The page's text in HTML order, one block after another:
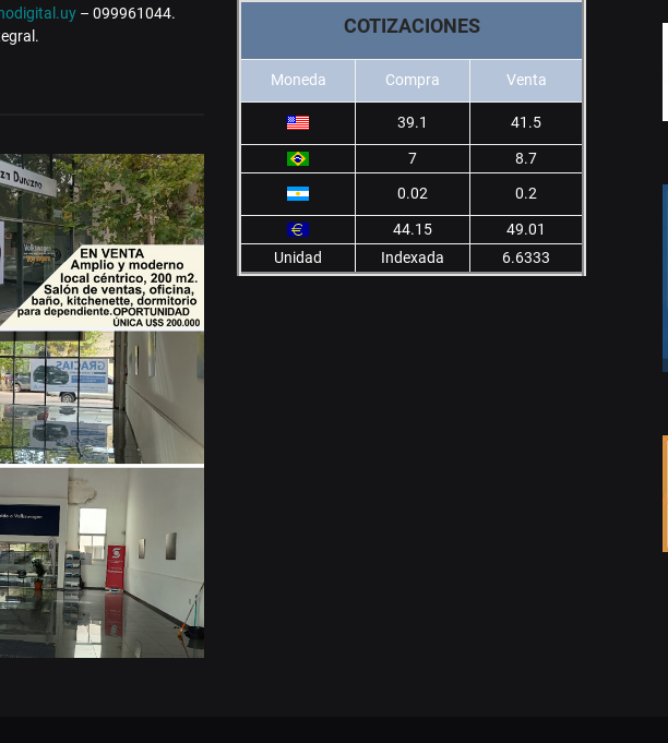
– 099961044.
COTIZACIONES
Moneda Compra Venta
39.1 41.5
7
8.7
0.02
0.2
44.15
49.01
Unidad
Indexada 6.6333